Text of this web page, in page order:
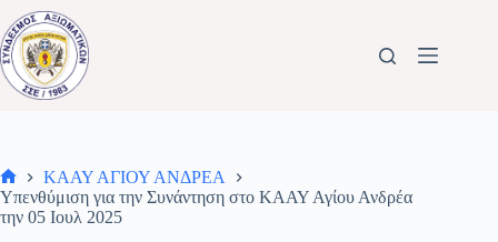
Μετάβαση
στο
περιεχόμενο
Αρχική
σελίδα
ΚΑΑΥ ΑΓΙΟΥ ΑΝΔΡΕΑ
Υπενθύμιση για την Συνάντηση στο ΚΑΑΥ Αγίου Ανδρέα
την 05 Ιουλ 2025